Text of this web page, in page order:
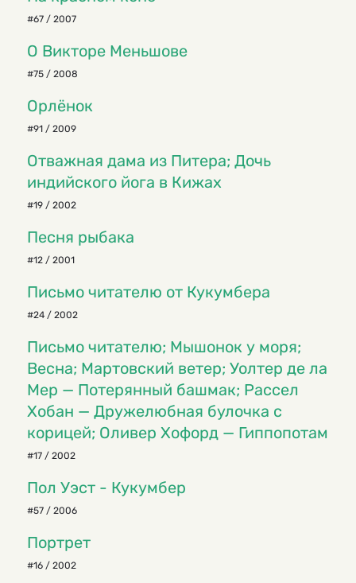
#67 / 2007
О Викторе Меньшове
#75 / 2008
Орлёнок
#91 / 2009
Отважная дама из Питера; Дочь
индийского йога в Кижах
#19 / 2002
Песня рыбака
#12 / 2001
Письмо читателю от Кукумбера
#24 / 2002
Письмо читателю; Мышонок у моря;
Весна; Мартовский ветер; Уолтер де ла
Мер — Потерянный башмак; Рассел
Хобан — Дружелюбная булочка с
корицей; Оливер Хофорд — Гиппопотам
#17 / 2002
Пол Уэст - Кукумбер
#57 / 2006
Портрет
#16 / 2002